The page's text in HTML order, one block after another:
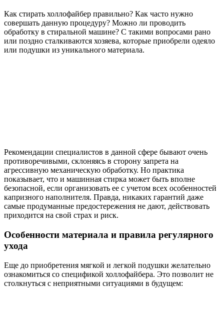
Как стирать холлофайбер правильно? Как часто нужно
совершать данную процедуру? Можно ли проводить
обработку в стиральной машине? С такими вопросами рано
или поздно сталкиваются хозяева, которые приобрели одеяло
или подушки из уникального материала.
Рекомендации специалистов в данной сфере бывают очень
противоречивыми, склоняясь в сторону запрета на
агрессивную механическую обработку. Но практика
показывает, что и машинная стирка может быть вполне
безопасной, если организовать ее с учетом всех особенностей
капризного наполнителя. Правда, никаких гарантий даже
самые продуманные предостережения не дают, действовать
приходится на свой страх и риск.
Особенности материала и правила регулярного
ухода
Еще до приобретения мягкой и легкой подушки желательно
ознакомиться со спецификой холлофайбера. Это позволит не
столкнуться с неприятными ситуациями в будущем: